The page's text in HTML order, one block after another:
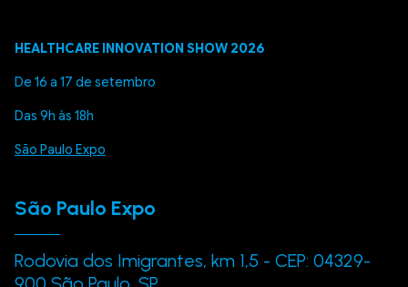
HEALTHCARE INNOVATION SHOW 2026
De 16 a 17 de setembro
Das 9h às 18h
São Paulo Expo
São Paulo Expo
Rodovia dos Imigrantes, km 1,5 - CEP: 04329-